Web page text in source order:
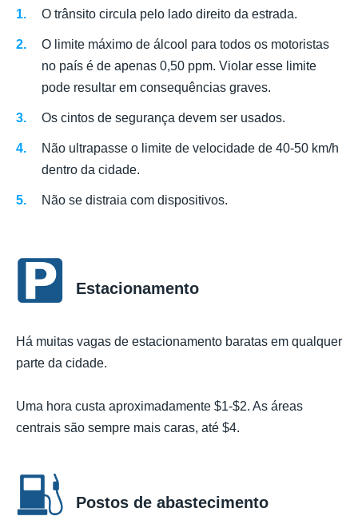
O trânsito circula pelo lado direito da estrada.
O limite máximo de álcool para todos os motoristas
no país é de apenas 0,50 ppm. Violar esse limite
pode resultar em consequências graves.
Os cintos de segurança devem ser usados.
Não ultrapasse o limite de velocidade de 40-50 km/h
dentro da cidade.
Não se distraia com dispositivos.
Estacionamento
Há muitas vagas de estacionamento baratas em qualquer
parte da cidade.
Uma hora custa aproximadamente $1-$2. As áreas
centrais são sempre mais caras, até $4.
Postos de abastecimento